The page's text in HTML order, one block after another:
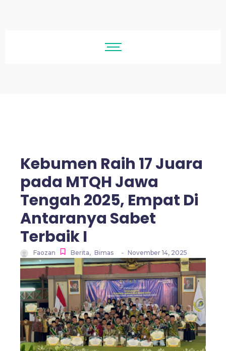
Kebumen Raih 17 Juara
pada MTQH Jawa
Tengah 2025, Empat Di
Antaranya Sabet
Terbaik I
Faozan Berita, Bimas - November 14, 2025